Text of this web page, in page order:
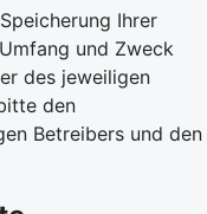
Ihrer
und Zweck
des jeweiligen
den
Betreibers und den